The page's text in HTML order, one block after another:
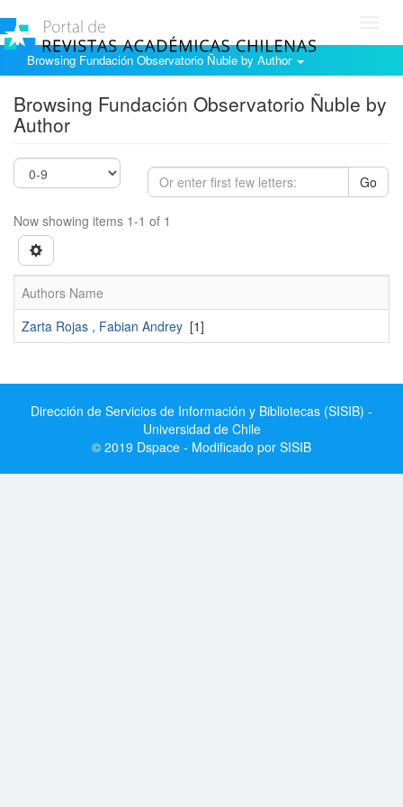
Browsing Fundación Observatorio Ñuble by Author
Browsing Fundación Observatorio Ñuble by
Author
Go
Now showing items 1-1 of 1
Authors Name
Zarta Rojas , Fabian Andrey [1]
Dirección de Servicios de Información y Bibliotecas (SISIB) -
Universidad de Chile
© 2019 Dspace - Modificado por SISIB